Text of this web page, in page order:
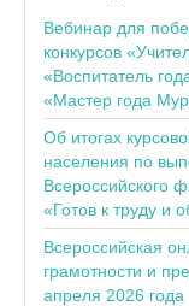
Вебинар для
конкурсов
«Воспитатель
«Мастер года
Об итогах
населения по
Всероссийского
«Готов к труду и
Всероссийская
грамотности и
апреля 2026 года